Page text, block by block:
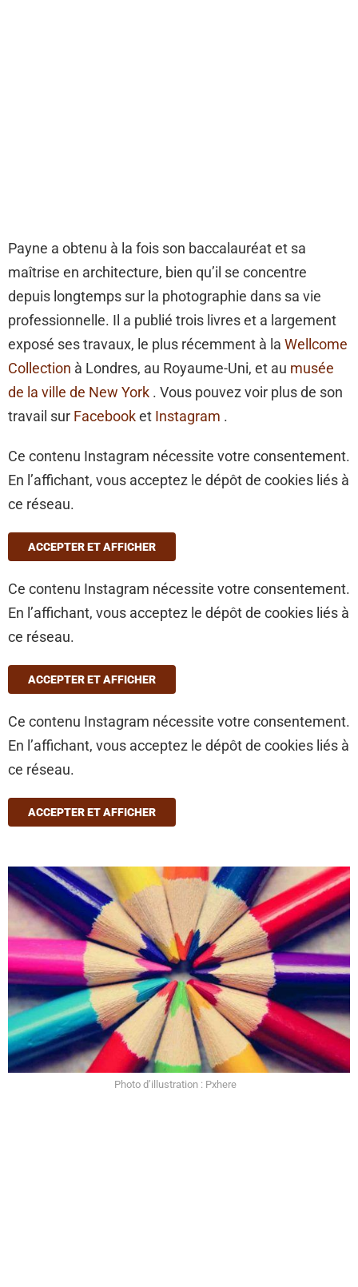
Payne a obtenu à la fois son baccalauréat et sa
maîtrise en architecture, bien qu’il se concentre
depuis longtemps sur la photographie dans sa vie
professionnelle. Il a publié trois livres et a largement
exposé ses travaux, le plus récemment à la Wellcome
Collection à Londres, au Royaume-Uni, et au musée
de la ville de New York . Vous pouvez voir plus de son
travail sur Facebooket Instagram .
Ce contenu Instagram nécessite votre consentement.
En l’affichant, vous acceptez le dépôt de cookies liés à
ce réseau.
ACCEPTER ET AFFICHER
Ce contenu Instagram nécessite votre consentement.
En l’affichant, vous acceptez le dépôt de cookies liés à
ce réseau.
ACCEPTER ET AFFICHER
Ce contenu Instagram nécessite votre consentement.
En l’affichant, vous acceptez le dépôt de cookies liés à
ce réseau.
ACCEPTER ET AFFICHER
Photo d’illustration : Pxhere